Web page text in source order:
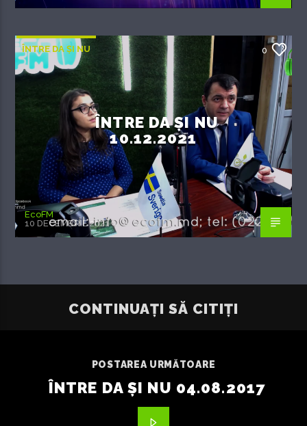
ÎNTRE DA ȘI NU 0
ÎNTRE DA ȘI NU
10.12.2021
EcoFM
10 DECEMBRIE 2021
CONTINUAȚI SĂ CITIȚI
POSTAREA URMĂTOARE
ÎNTRE DA ȘI NU 04.08.2017